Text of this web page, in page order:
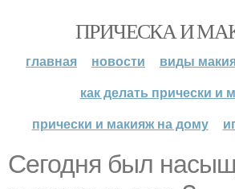
ПРИЧЕСКА И
главная новости
виды
как делать прически и
прически и макияж на дому
Сегодня был